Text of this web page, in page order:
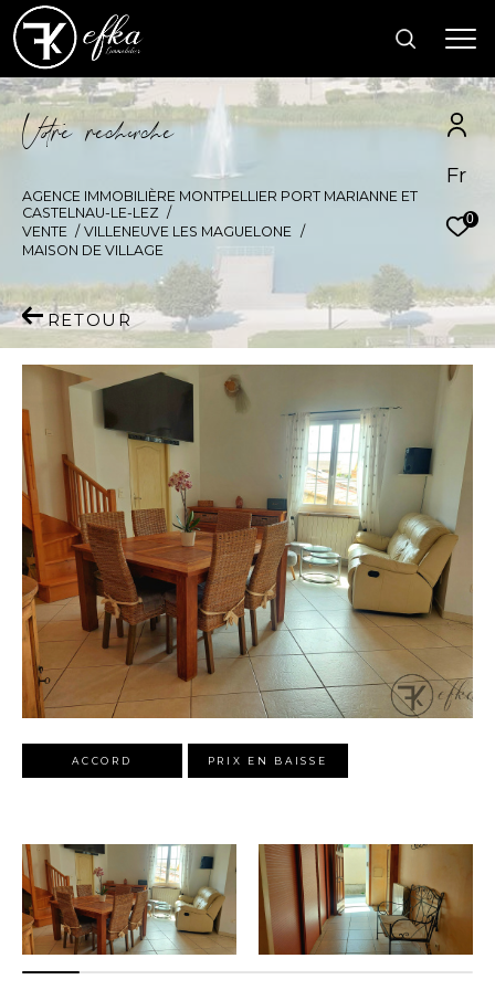
Fr
0
Vore recece
AGENCE IMMOBILIÈRE MONTPELLIER PORT MARIANNE ET
CASTELNAU-LE-LEZ
VENTE
VILLENEUVE LES MAGUELONE
MAISON DE VILLAGE
RETOUR
ACCORD PRIX EN BAISSE